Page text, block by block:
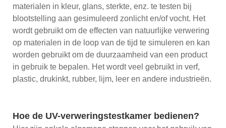
materialen in kleur, glans, sterkte, enz. te testen bij
blootstelling aan gesimuleerd zonlicht en/of vocht. Het
wordt gebruikt om de effecten van natuurlijke verwering
op materialen in de loop van de tijd te simuleren en kan
worden gebruikt om de duurzaamheid van een product
in gebruik te bepalen. Het wordt veel gebruikt in verf,
plastic, drukinkt, rubber, lijm, leer en andere industrieën.
Hoe de UV-verweringstestkamer bedienen?